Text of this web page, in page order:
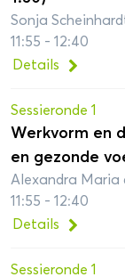
Sonja
11:55 - 12:40
Details
Sessieronde 1
Werkvorm en
en gezonde
Alexandra Maria
11:55 - 12:40
Details
Sessieronde 1